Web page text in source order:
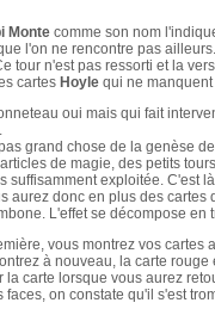
Monte comme son nom
l'on ne rencontre pas
tour n'est pas ressorti et la
cartes Hoyle qui ne
oui mais qui fait
grand chose de la genèse
de magie, des petits
suffisamment exploitée. C'est
aurez donc en plus des cartes
L'effet se décompose en
vous montrez vos
à nouveau, la carte
la carte lorsque vous aurez
faces, on constate qu'il s'est